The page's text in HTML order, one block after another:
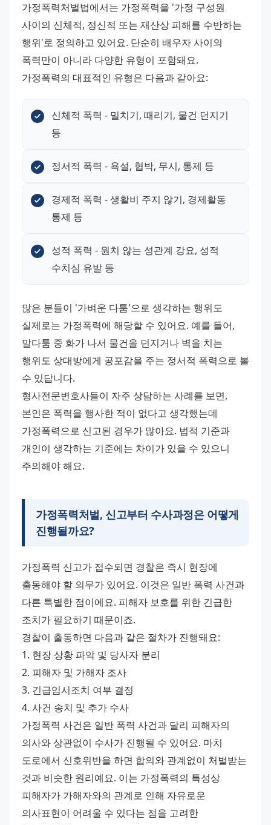
가정폭력처벌법에서는 가정폭력을 '가정 구성원
사이의 신체적, 정신적 또는 재산상 피해를 수반하는
행위'로 정의하고 있어요. 단순히 배우자 사이의
폭력만이 아니라 다양한 유형이 포함돼요.
가정폭력의 대표적인 유형은 다음과 같아요:
신체적 폭력 - 밀치기, 때리기, 물건 던지기
등
정서적 폭력 - 욕설, 협박, 무시, 통제 등
경제적 폭력 - 생활비 주지 않기, 경제활동
통제 등
성적 폭력 - 원치 않는 성관계 강요, 성적
수치심 유발 등
많은 분들이 '가벼운 다툼'으로 생각하는 행위도
실제로는 가정폭력에 해당할 수 있어요. 예를 들어,
말다툼 중 화가 나서 물건을 던지거나 벽을 치는
행위도 상대방에게 공포감을 주는 정서적 폭력으로 볼
수 있답니다.
형사전문변호사들이 자주 상담하는 사례를 보면,
본인은 폭력을 행사한 적이 없다고 생각했는데
가정폭력으로 신고된 경우가 많아요. 법적 기준과
개인이 생각하는 기준에는 차이가 있을 수 있으니
주의해야 해요.
가정폭력처벌, 신고부터 수사과정은 어떻게
진행될까요?
가정폭력 신고가 접수되면 경찰은 즉시 현장에
출동해야 할 의무가 있어요. 이것은 일반 폭력 사건과
다른 특별한 점이에요. 피해자 보호를 위한 긴급한
조치가 필요하기 때문이죠.
경찰이 출동하면 다음과 같은 절차가 진행돼요:
1. 현장 상황 파악 및 당사자 분리
2. 피해자 및 가해자 조사
3. 긴급임시조치 여부 결정
4. 사건 송치 및 추가 수사
가정폭력 사건은 일반 폭력 사건과 달리 피해자의
의사와 상관없이 수사가 진행될 수 있어요. 마치
도로에서 신호위반을 하면 합의와 관계없이 처벌받는
것과 비슷한 원리예요. 이는 가정폭력의 특성상
피해자가 가해자와의 관계로 인해 자유로운
의사표현이 어려울 수 있다는 점을 고려한